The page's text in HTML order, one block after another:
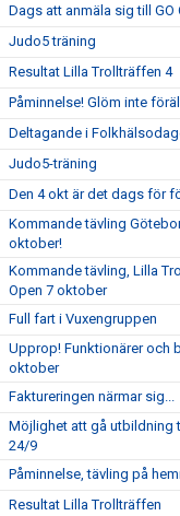
Dags att anmäla sig till GO
Judo5 träning
Resultat Lilla Trollträffen 4
Påminnelse! Glöm inte
Deltagande i
Judo5-träning
Den 4 okt är det dags för
Kommande tävling
oktober!
Kommande tävling, Lilla
Open 7 oktober
Full fart i Vuxengruppen
Upprop! Funktionärer och
oktober
Faktureringen närmar sig...
Möjlighet att gå utbildning
24/9
Påminnelse, tävling på
Resultat Lilla Trollträffen